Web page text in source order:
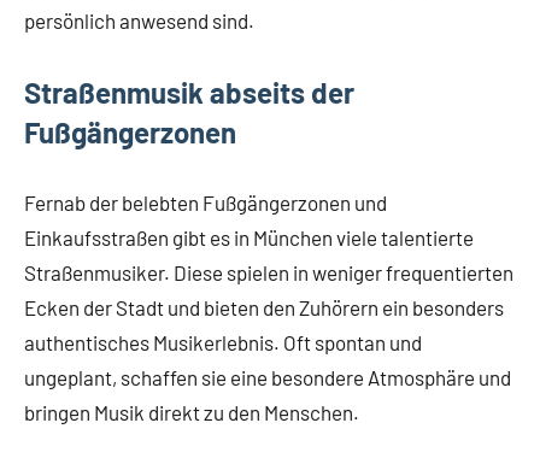
persönlich anwesend sind.
Straßenmusik abseits der
Fußgängerzonen
Fernab der belebten Fußgängerzonen und
Einkaufsstraßen gibt es in München viele talentierte
Straßenmusiker. Diese spielen in weniger frequentierten
Ecken der Stadt und bieten den Zuhörern ein besonders
authentisches Musikerlebnis. Oft spontan und
ungeplant, schaffen sie eine besondere Atmosphäre und
bringen Musik direkt zu den Menschen.